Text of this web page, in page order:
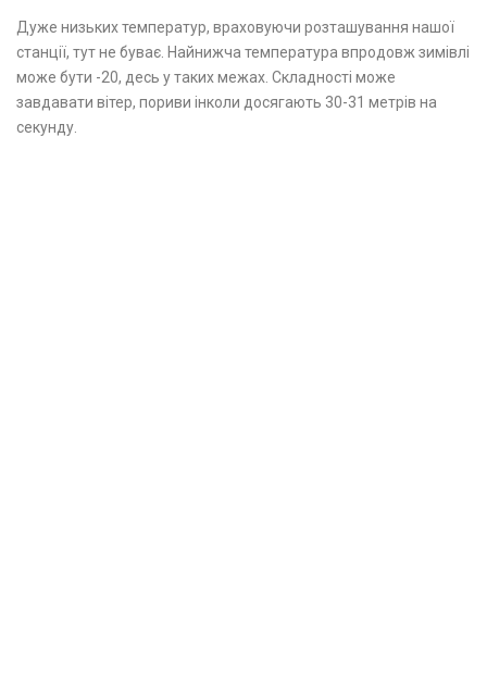
Дуже низьких температур, враховуючи розташування нашої
станції, тут не буває. Найнижча температура впродовж зимівлі
може бути -20, десь у таких межах. Складності може
завдавати вітер, пориви інколи досягають 30-31 метрів на
секунду.